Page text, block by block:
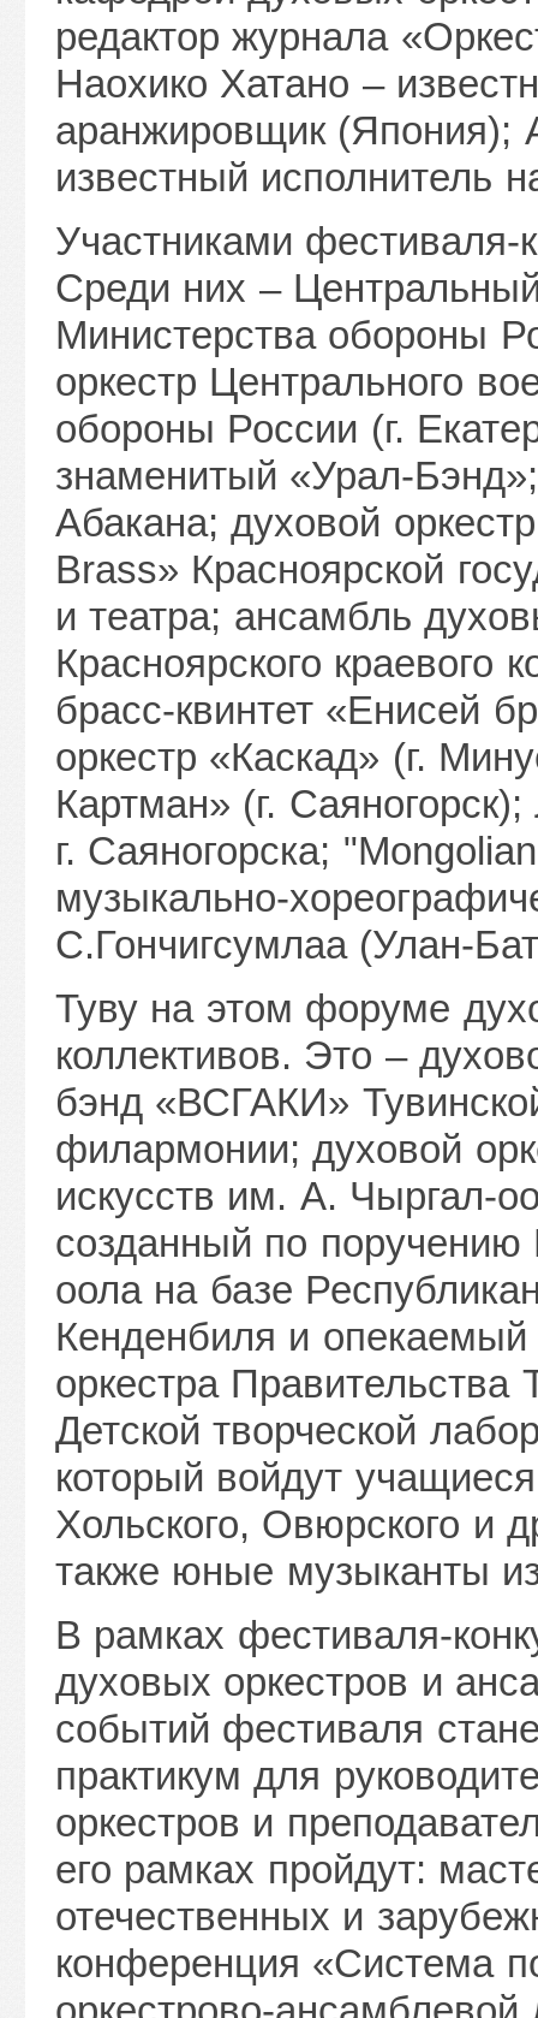
редактор журнала
Наохико Хатано –
аранжировщик (Япония);
известный
Участниками фестиваля-
Среди них –
Министерства обороны
оркестр Центрального
обороны России (г.
знаменитый «Урал-
Абакана; духовой
Brass» Красноярской
и театра; ансамбль
Красноярского краевого
брасс-квинтет «Енисей
оркестр «Каскад» (г.
Картман» (г.
г. Саяногорска;
музыкально-
С.Гончигсумлаа (Улан-
Туву на этом форуме
коллективов. Это –
бэнд «ВСГАКИ»
филармонии; духовой
искусств им. А. Чыргал-
созданный по
оола на базе
Кенденбиля и
оркестра
Детской творческой
который войдут
Хольского, Овюрского и
также юные музыканты
В рамках фестиваля-
духовых оркестров и
событий фестиваля
практикум для
оркестров и
его рамках пройдут:
отечественных и
конференция «Система